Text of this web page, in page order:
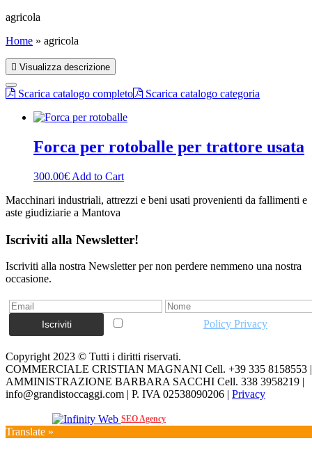
agricola
Home » agricola
Visualizza descrizione
Scarica catalogo completo Scarica catalogo categoria
Forca per rotoballe per trattore usata
300.00€ Add to Cart
Macchinari industriali, attrezzi e beni usati provenienti da fallimenti e
aste giudiziarie a Mantova
Iscriviti alla Newsletter!
Iscriviti alla nostra Newsletter per non perdere nemmeno una nostra
occasione.
Policy Privacy
Copyright 2023 © Tutti i diritti riservati.
COMMERCIALE CRISTIAN MAGNANI Cell. +39 335 8158553 |
AMMINISTRAZIONE BARBARA SACCHI Cell. 338 3958219 |
info@grandistoccaggi.com | P. IVA 02538090206 | Privacy
SEO Agency
Translate »